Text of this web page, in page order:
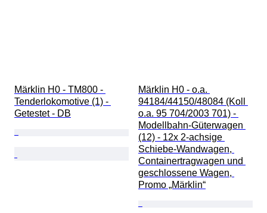
Märklin H0 - TM800 -
Tenderlokomotive (1) -
Getestet - DB
Märklin H0 - o.a.
94184/44150/48084 (Koll
o.a. 95 704/2003 701) -
Modellbahn-Güterwagen
(12) - 12x 2-achsige
Schiebe-Wandwagen,
Containertragwagen und
geschlossene Wagen,
Promo „Märklin“